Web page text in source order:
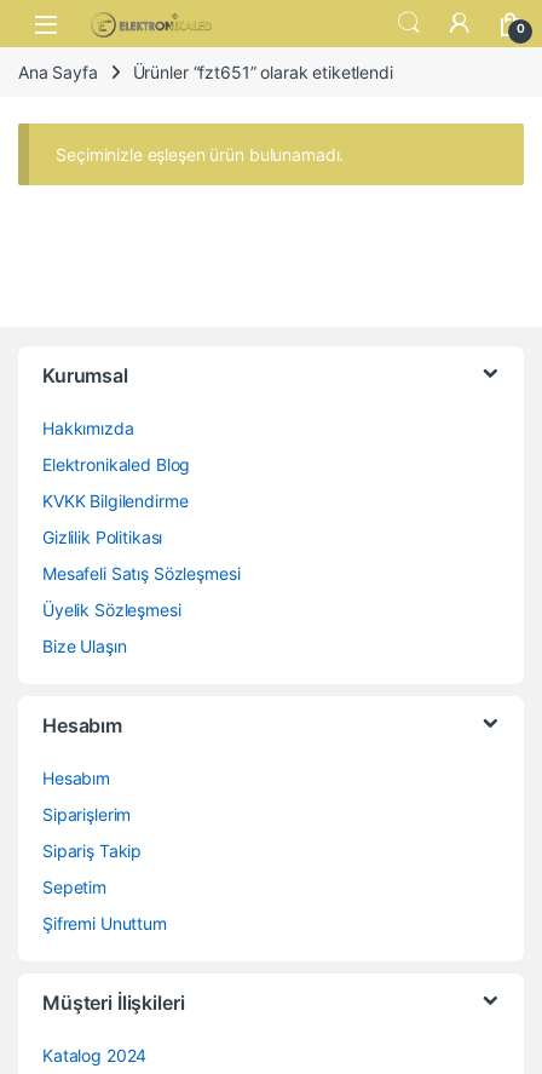
Skip to navigation
Skip to content
Open 0
Ana Sayfa Ürünler “fzt651” olarak etiketlendi
Seçiminizle eşleşen ürün bulunamadı.
Kurumsal
Hakkımızda
Elektronikaled Blog
KVKK Bilgilendirme
Gizlilik Politikası
Mesafeli Satış Sözleşmesi
Üyelik Sözleşmesi
Bize Ulaşın
Hesabım
Hesabım
Siparişlerim
Sipariş Takip
Sepetim
Şifremi Unuttum
Müşteri İlişkileri
Katalog 2024